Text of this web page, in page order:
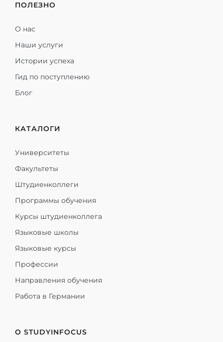
ПОЛЕЗНО
О нас
Наши услуги
Истории успеха
Гид по поступлению
Блог
КАТАЛОГИ
Университеты
Факультеты
Штудиенколлеги
Программы обучения
Курсы штудиенколлега
Языковые школы
Языковые курсы
Профессии
Направления обучения
Работа в Германии
О STUDYINFOCUS